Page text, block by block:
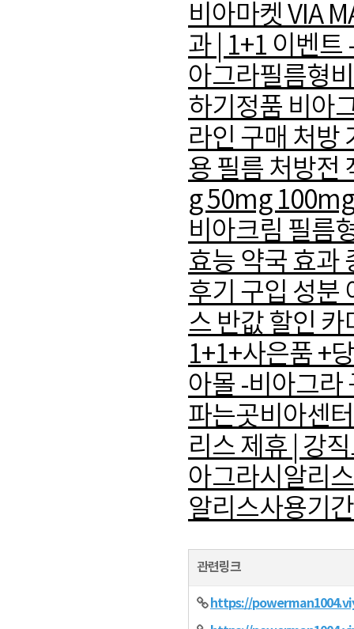
비아마켓 VIA
과 | 1+1 이벤
아그라필름형
하기정품 비아
라인 구매 처방
용 필름 처방
g 50mg
비아크림 필름
효능 약국 효과
후기 구입 성분
스 반값 할인
1+1+사은품 +
아몰 -비아그라
파는곳비아센
리스 제휴 | 강
아그라시알리
알리스사용기
관련링크
https://